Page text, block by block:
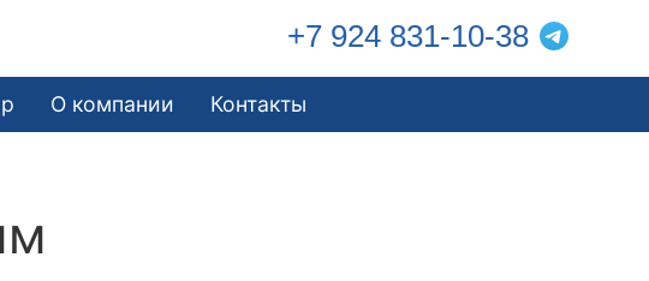
+7 924 831-10-38
О компании Контакты